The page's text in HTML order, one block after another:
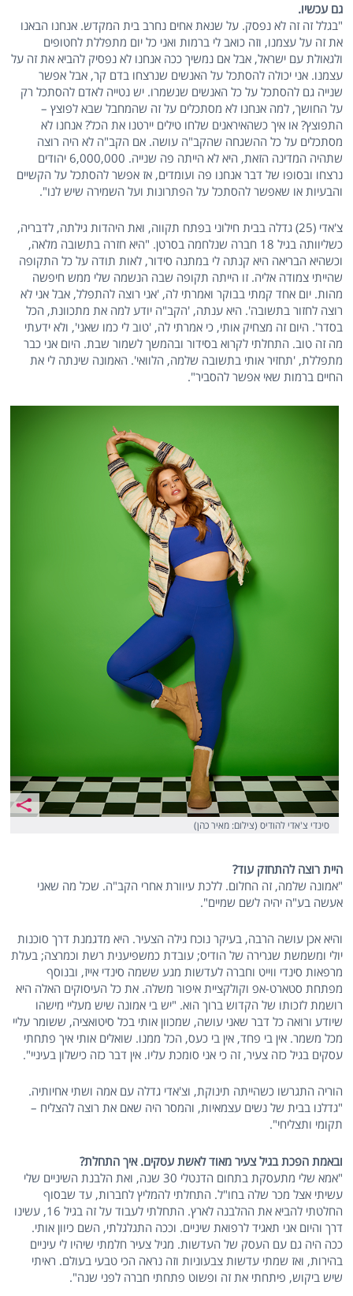
גם עכשיו.
"בגלל זה זה לא נפסק. על שנאת אחים נחרב בית המקדש. אנחנו הבאנו
את זה על עצמנו, וזה כואב לי ברמות ואני כל יום מתפללת לחטופים
ולגאולת עם ישראל, אבל אם נמשיך ככה אנחנו לא נפסיק להביא את זה על
עצמנו. אני יכולה להסתכל על האנשים שנרצחו בדם קר, אבל אפשר
שנייה גם להסתכל על כל האנשים שנשמרו. יש נטייה לאדם להסתכל רק
על החושך, למה אנחנו לא מסתכלים על זה שהמחבל שבא לפוצץ –
התפוצץ? או איך כשהאיראנים שלחו טילים יירטנו את הכל? אנחנו לא
מסתכלים על כל ההשגחה שהקב"ה עושה. אם הקב"ה לא היה רוצה
שתהיה המדינה הזאת, היא לא הייתה פה שנייה. 6,000,000 יהודים
נרצחו ובסופו של דבר אנחנו פה ועומדים, אז אפשר להסתכל על הקשיים
והבעיות או שאפשר להסתכל על הפתרונות ועל השמירה שיש לנו".
צ'אדי (25) גדלה בבית חילוני בפתח תקווה, ואת היהדות גילתה, לדבריה,
כשליוותה בגיל 18 חברה שנלחמה בסרטן. "היא חזרה בתשובה מלאה,
וכשהיא הבריאה היא קנתה לי במתנה סידור, לאות תודה על כל התקופה
שהייתי צמודה אליה. זו הייתה תקופה שבה הנשמה שלי ממש חיפשה
מהות. יום אחד קמתי בבוקר ואמרתי לה, 'אני רוצה להתפלל, אבל אני לא
רוצה לחזור בתשובה'. היא ענתה, 'הקב"ה יודע למה את מתכוונת, הכל
בסדר'. היום זה מצחיק אותי, כי אמרתי לה, 'טוב לי כמו שאני', ולא ידעתי
מה זה טוב. התחלתי לקרוא בסידור ובהמשך לשמור שבת. היום אני כבר
מתפללת, 'תחזיר אותי בתשובה שלמה, הלוואי'. האמונה שינתה לי את
החיים ברמות שאי אפשר להסביר".
סינדי צ'אדי להודיס (צילום: מאיר כהן)
היית רוצה להתחזק עוד?
"אמונה שלמה, זה החלום. ללכת עיוורת אחרי הקב"ה. שכל מה שאני
אעשה בע"ה יהיה לשם שמיים".
והיא אכן עושה הרבה, בעיקר נוכח גילה הצעיר. היא מדגמנת דרך סוכנות
יולי ומשמשת שגרירה של הודיס; עובדת כמשפיענית רשת וכמרצה; בעלת
מרפאות סינדי ווייט וחברה לעדשות מגע ששמה סינדי אייז, ובנוסף
מפתחת סטארט-אפ וקולקציית איפור משלה. את כל העיסוקים האלה היא
רושמת לזכותו של הקדוש ברוך הוא. "יש בי אמונה שיש מעליי מישהו
שיודע ורואה כל דבר שאני עושה, שמכוון אותי בכל סיטואציה, ששומר עליי
מכל משמר. אין בי פחד, אין בי כעס, הכל ממנו. שואלים אותי איך פתחתי
עסקים בגיל כזה צעיר, זה כי אני סומכת עליו. אין דבר כזה כישלון בעיניי".
הוריה התגרשו כשהייתה תינוקת, וצ'אדי גדלה עם אמה ושתי אחיותיה.
"גדלנו בבית של נשים עצמאיות, והמסר היה שאם את רוצה להצליח –
תקומי ותצליחי".
ובאמת הפכת בגיל צעיר מאוד לאשת עסקים. איך התחלת?
"אמא שלי מתעסקת בתחום הדנטלי 30 שנה, ואת הלבנת השיניים שלי
עשיתי אצל מכר שלה בחו"ל. התחלתי להמליץ לחברות, עד שבסוף
החלטתי להביא את ההלבנה לארץ. התחלתי לעבוד על זה בגיל 16, עשינו
דרך והיום אני תאגיד לרפואת שיניים. וככה התגלגלתי, השם כיוון אותי.
ככה היה גם עם העסק של העדשות. מגיל צעיר חלמתי שיהיו לי עיניים
בהירות, ואז שמתי עדשות צבעוניות וזה נראה הכי טבעי בעולם. ראיתי
שיש ביקוש, פיתחתי את זה ופשוט פתחתי חברה לפני שנה".